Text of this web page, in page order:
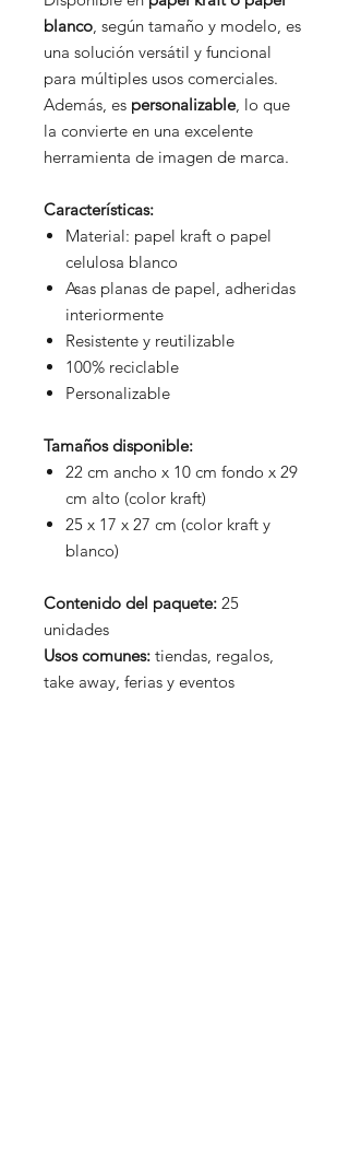
blanco, según tamaño y modelo, es
una solución versátil y funcional
para múltiples usos comerciales.
Además, es personalizable, lo que
la convierte en una excelente
herramienta de imagen de marca.
Características:
Material: papel kraft o papel
celulosa blanco
Asas planas de papel, adheridas
interiormente
Resistente y reutilizable
100% reciclable
Personalizable
Tamaños disponible:
22 cm ancho x 10 cm fondo x 29
cm alto (color kraft)
25 x 17 x 27 cm (color kraft y
blanco)
Contenido del paquete: 25
unidades
Usos comunes: tiendas, regalos,
take away, ferias y eventos